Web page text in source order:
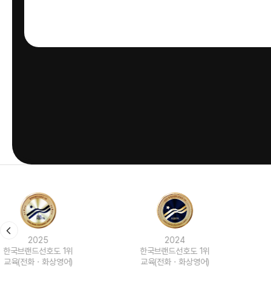
한국브랜드선호도 1위
교육(전화ㆍ화상영어)
한국브랜드선호도 1위
교육(전화ㆍ화상영어)